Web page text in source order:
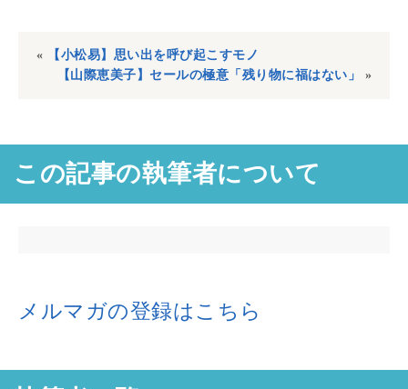
«
【小松易】思い出を呼び起こすモノ
【山際恵美子】セールの極意「残り物に福はない」
»
この記事の執筆者について
メルマガの登録はこちら